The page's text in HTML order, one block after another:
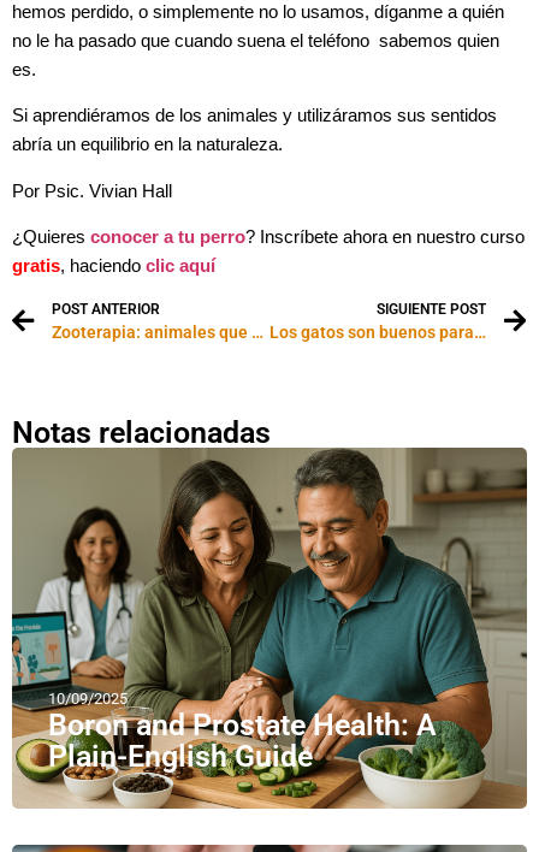
hemos perdido, o simplemente no lo usamos, díganme a quién
no le ha pasado que cuando suena el teléfono sabemos quien
es.
Si aprendiéramos de los animales y utilizáramos sus sentidos
abría un equilibrio en la naturaleza.
Por Psic. Vivian Hall
¿Quieres conocer a tu perro? Inscríbete ahora en nuestro curso
gratis, haciendo clic aquí
POST ANTERIOR
Zooterapia: animales que curan personas
SIGUIENTE POST
Los gatos son buenos para el corazón
Notas relacionadas
10/09/2025
Boron and Prostate Health: A
Plain-English Guide